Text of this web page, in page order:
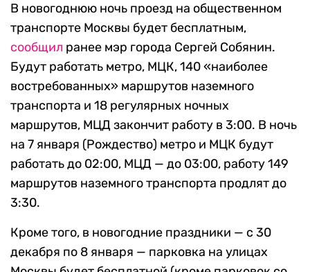
В новогоднюю ночь проезд на общественном
транспорте Москвы будет бесплатным,
сообщил ранее мэр города Сергей Собянин.
Будут работать метро, МЦК, 140 «наиболее
востребованных» маршрутов наземного
транспорта и 18 регулярных ночных
маршрутов, МЦД закончит работу в 3:00. В ночь
на 7 января (Рождество) метро и МЦК будут
работать до 02:00, МЦД — до 03:00, работу 149
маршрутов наземного транспорта продлят до
3:30.
Кроме того, в новогодние праздники — с 30
декабря по 8 января — парковка на улицах